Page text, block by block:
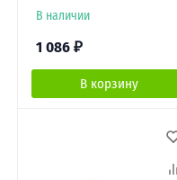
В наличии
1 086 ₽
В корзину